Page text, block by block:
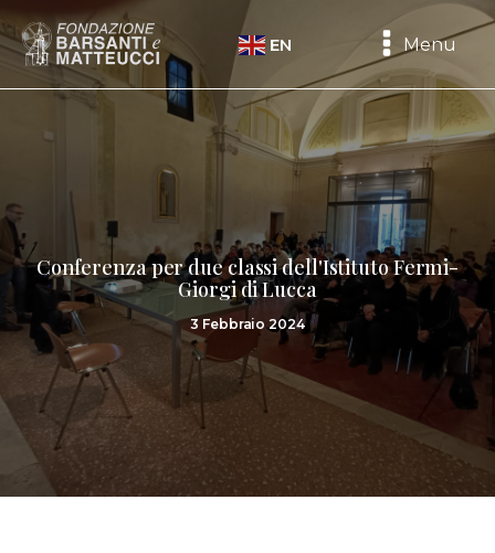
EN Menu
Conferenza per due classi dell'Istituto Fermi-
Giorgi di Lucca
3 Febbraio 2024